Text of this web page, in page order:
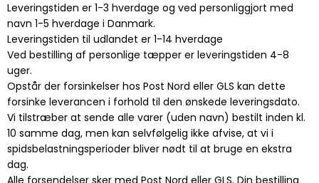
Leveringstiden er 1-3 hverdage og ved personliggjort med
navn 1-5 hverdage i Danmark.
Leveringstiden til udlandet er 1-14 hverdage
Ved bestilling af personlige tæpper er leveringstiden 4-8
uger.
Opstår der forsinkelser hos Post Nord eller GLS kan dette
forsinke leverancen i forhold til den ønskede leveringsdato.
Vi tilstræber at sende alle varer (uden navn) bestilt inden kl.
10 samme dag, men kan selvfølgelig ikke afvise, at vi i
spidsbelastningsperioder bliver nødt til at bruge en ekstra
dag.